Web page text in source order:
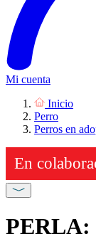
Mi cuenta
Inicio
Perro
Perros en
PERLA: